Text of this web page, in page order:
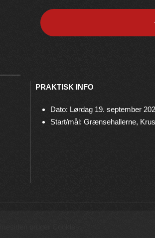
PRAKTISK INFO
Dato: Lørdag 19. september
Start/mål: Grænsehallerne,